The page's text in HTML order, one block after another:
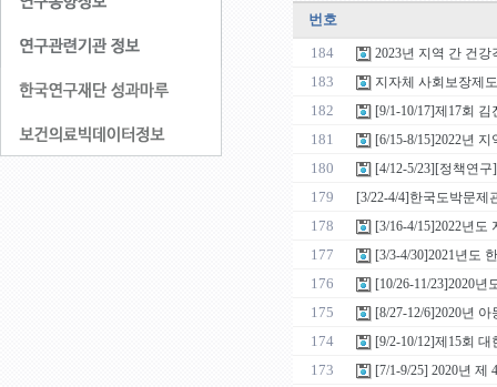
번호
184
2023년 지역 간 건
183 지자체 사회보장제
182 [9/1-10/17]제17회
181 [6/15-8/15]2022년
180 [4/12-5/23][정책연
179 [3/22-4/4]한국도박문제
178 [3/16-4/15]2022년
177 [3/3-4/30]2021년도
176 [10/26-11/23]2020
175 [8/27-12/6]2020년
174 [9/2-10/12]제15회
173 [7/1-9/25] 2020년 제